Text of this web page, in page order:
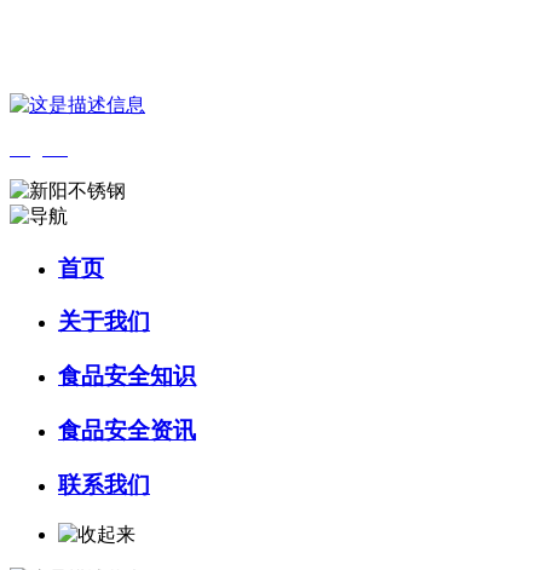
首页
关于我们
食品安全知识
食品安全资讯
联系我们